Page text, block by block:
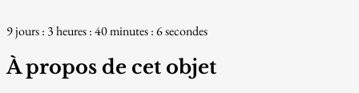
9 jours : 3 heures : 40 minutes : 5 secondes
À propos de cet objet